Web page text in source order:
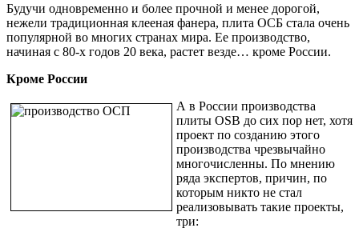
Будучи одновременно и более прочной и менее дорогой,
нежели традиционная клееная фанера, плита ОСБ стала очень
популярной во многих странах мира. Ее производство,
начиная с 80-х годов 20 века, растет везде… кроме России.
Кроме России
А в России производства
плиты OSB до сих пор нет, хотя
проект по созданию этого
производства чрезвычайно
многочисленны. По мнению
ряда экспертов, причин, по
которым никто не стал
реализовывать такие проекты,
три: